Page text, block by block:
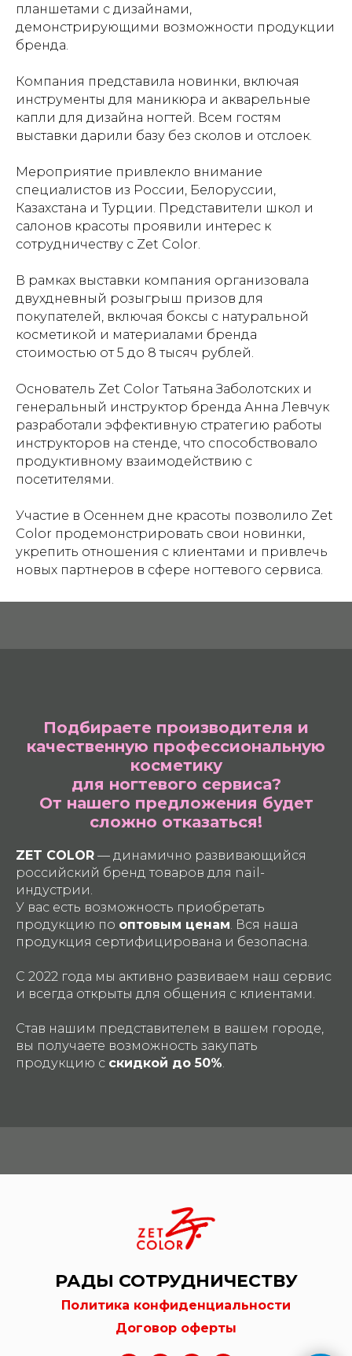
планшетами с дизайнами,
демонстрирующими возможности продукции
бренда.
Компания представила новинки, включая
инструменты для маникюра и акварельные
капли для дизайна ногтей. Всем гостям
выставки дарили базу без сколов и отслоек.
Мероприятие привлекло внимание
специалистов из России, Белоруссии,
Казахстана и Турции. Представители школ и
салонов красоты проявили интерес к
сотрудничеству с Zet Color.
В рамках выставки компания организовала
двухдневный розыгрыш призов для
покупателей, включая боксы с натуральной
косметикой и материалами бренда
стоимостью от 5 до 8 тысяч рублей.
Основатель Zet Color Татьяна Заболотских и
генеральный инструктор бренда Анна Левчук
разработали эффективную стратегию работы
инструкторов на стенде, что способствовало
продуктивному взаимодействию с
посетителями.
Участие в Осеннем дне красоты позволило Zet
Color продемонстрировать свои новинки,
укрепить отношения с клиентами и привлечь
новых партнеров в сфере ногтевого сервиса.
Подбираете производителя и
качественную профессиональную
косметику
для ногтевого сервиса?
От нашего предложения будет
сложно отказаться!
ZET COLOR — динамично развивающийся
российский бренд товаров для nail-
индустрии.
У вас есть возможность приобретать
продукцию по оптовым ценам. Вся наша
продукция сертифицирована и безопасна.
С 2022 года мы активно развиваем наш сервис
и всегда открыты для общения с клиентами.
Став нашим представителем в вашем городе,
вы получаете возможность закупать
продукцию с скидкой до 50%.
РАДЫ СОТРУДНИЧЕСТВУ
Политика конфиденциальности
Договор оферты